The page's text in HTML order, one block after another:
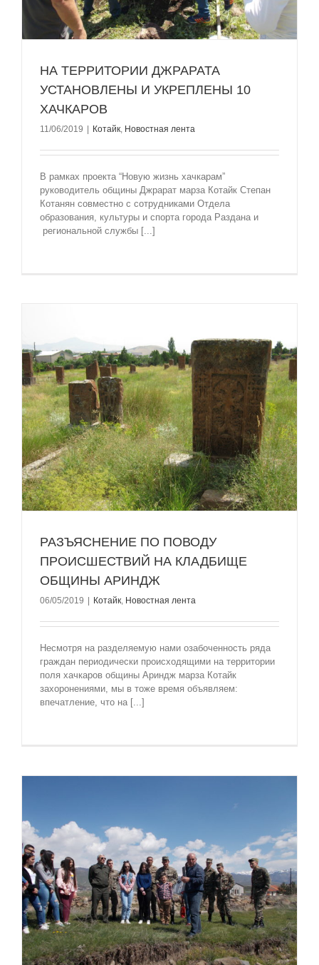
НА ТЕРРИТОРИИ ДЖРАРАТА
УСТАНОВЛЕНЫ И УКРЕПЛЕНЫ 10
ХАЧКАРОВ
11/06/2019 Котайк, Новостная лента
В рамках проекта “Новую жизнь хачкарам”
руководитель общины Джрарат марза Котайк Степан
Котанян совместно с сотрудниками Отдела
образования, культуры и спорта города Раздана и
региональной службы [...]
РАЗЪЯСНЕНИЕ ПО ПОВОДУ
ПРОИСШЕСТВИЙ НА КЛАДБИЩЕ
ОБЩИНЫ АРИНДЖ
06/05/2019 Котайк, Новостная лента
Несмотря на разделяемую нами озабоченность ряда
граждан периодически происходящими на территории
поля хачкаров общины Ариндж марза Котайк
захоронениями, мы в тоже время объявляем:
впечатление, что на [...]